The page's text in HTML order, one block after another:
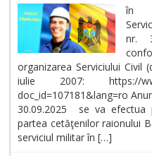
în
nr.
organizarea Serviciului
iulie 2007: https://
doc_id=107181&lang=ro
30.09.2025 se va efectua
partea cetăţenilor raionului
serviciul militar în […]